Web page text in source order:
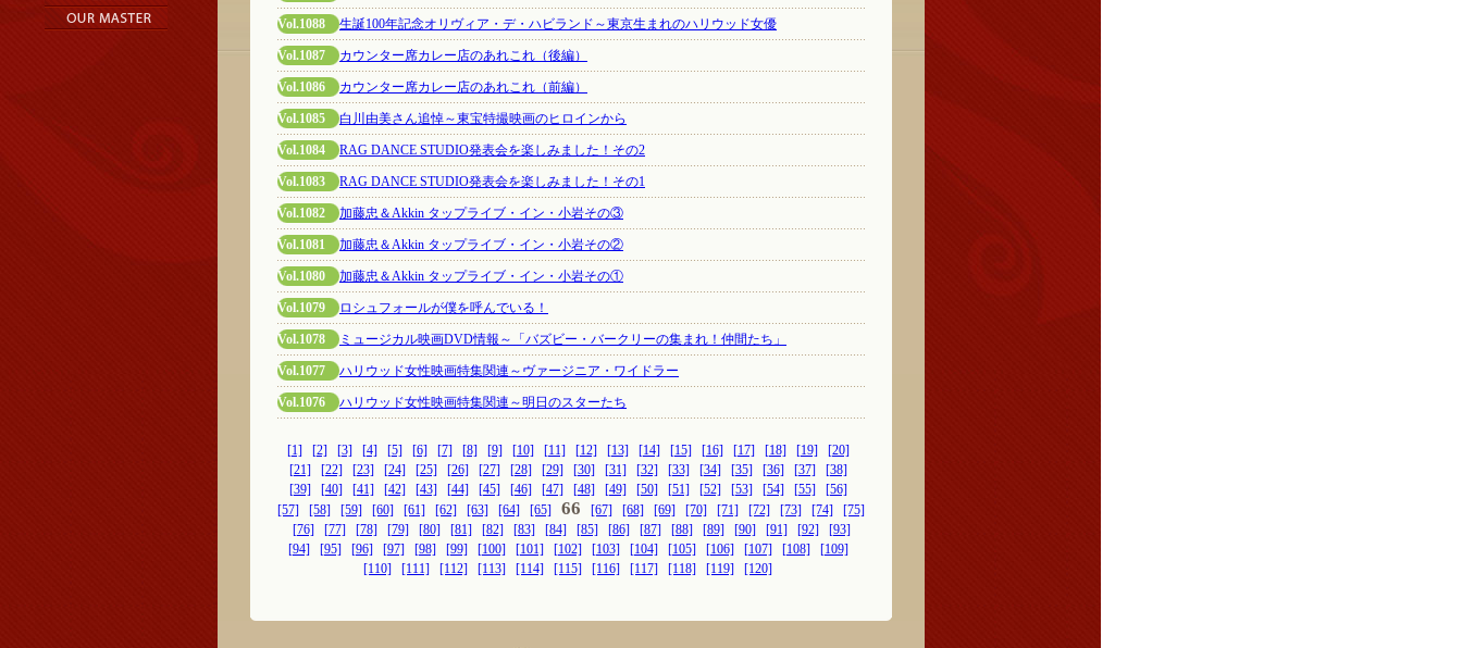
Vol.1088 生誕100年記念オリヴィア・デ・ハビランド～東京生まれのハリウッド女優
Vol.1087 カウンター席カレー店のあれこれ（後編）
Vol.1086 カウンター席カレー店のあれこれ（前編）
Vol.1085 白川由美さん追悼～東宝特撮映画のヒロインから
Vol.1084 RAG DANCE STUDIO発表会を楽しみました！その2
Vol.1083 RAG DANCE STUDIO発表会を楽しみました！その1
Vol.1082 加藤忠＆Akkin タップライブ・イン・小岩その③
Vol.1081 加藤忠＆Akkin タップライブ・イン・小岩その②
Vol.1080 加藤忠＆Akkin タップライブ・イン・小岩その①
Vol.1079 ロシュフォールが僕を呼んでいる！
Vol.1078 ミュージカル映画DVD情報～「バズビー・バークリーの集まれ！仲間たち」
Vol.1077 ハリウッド女性映画特集関連～ヴァージニア・ワイドラー
Vol.1076 ハリウッド女性映画特集関連～明日のスターたち
[1] [2] [3] [4] [5] [6] [7] [8] [9] [10] [11] [12] [13] [14] [15] [16] [17] [18] [19]
[20]
[21]
[22] [23] [24] [25] [26] [27] [28] [29] [30] [31] [32] [33] [34] [35] [36] [37]
[38]
[39]
[40] [41] [42] [43] [44] [45] [46] [47] [48] [49] [50] [51] [52] [53] [54] [55]
[56]
[57]
[58] [59] [60] [61] [62] [63] [64] [65] 66 [67] [68] [69] [70] [71] [72] [73] [74]
[75]
[76]
[77] [78] [79] [80] [81] [82] [83] [84] [85] [86] [87] [88] [89] [90] [91] [92]
[93]
[94]
[95] [96] [97] [98] [99] [100] [101] [102] [103] [104] [105] [106] [107] [108]
[109]
[110]
[111] [112] [113] [114] [115] [116] [117] [118] [119] [120]